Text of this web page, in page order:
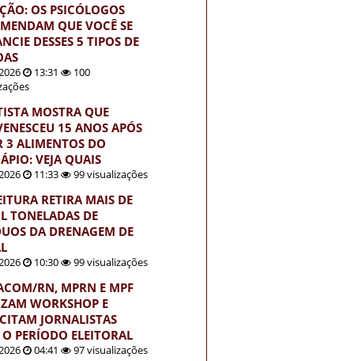
OS PSICÓLOGOS
QUE VOCÊ SE
DESSES 5 TIPOS DE
13:31
100
MOSTRA QUE
15 ANOS APÓS
3 ALIMENTOS DO
VEJA QUAIS
11:33 99 visualizações
RETIRA MAIS DE
TONELADAS DE
DA DRENAGEM DE
10:30 99 visualizações
RN, MPRN E MPF
WORKSHOP E
JORNALISTAS
PERÍODO ELEITORAL
04:41 97 visualizações